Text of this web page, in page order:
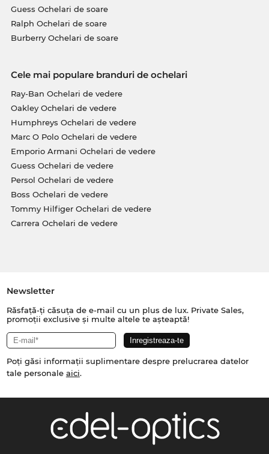
Guess Ochelari de soare
Ralph Ochelari de soare
Burberry Ochelari de soare
Cele mai populare branduri de ochelari
Ray-Ban Ochelari de vedere
Oakley Ochelari de vedere
Humphreys Ochelari de vedere
Marc O Polo Ochelari de vedere
Emporio Armani Ochelari de vedere
Guess Ochelari de vedere
Persol Ochelari de vedere
Boss Ochelari de vedere
Tommy Hilfiger Ochelari de vedere
Carrera Ochelari de vedere
Newsletter
Răsfață-ți căsuța de e-mail cu un plus de lux. Private Sales,
promoții exclusive și multe altele te așteaptă!
Poți găsi informații suplimentare despre prelucrarea datelor
tale personale aici.